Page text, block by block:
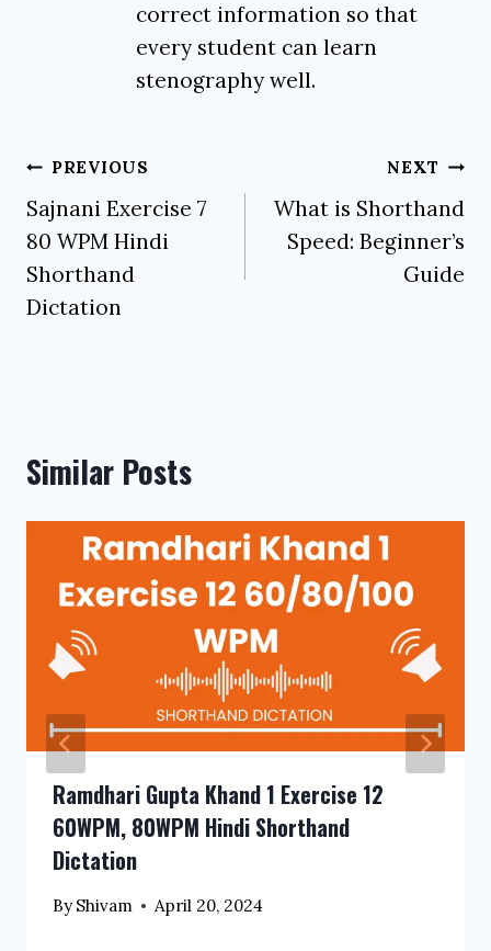
correct information so that
every student can learn
stenography well.
Post
navigation
PREVIOUS
Sajnani Exercise 7
80 WPM Hindi
Shorthand
Dictation
NEXT
What is Shorthand
Speed: Beginner’s
Guide
Similar Posts
Ramdhari Gupta Khand 1 Exercise 12
60WPM, 80WPM Hindi Shorthand
Dictation
By Shivam April 20, 2024